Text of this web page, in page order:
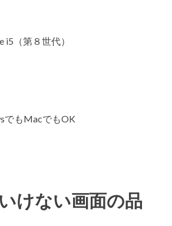
（第８世代）
でもMacでもOK
けない画面の品